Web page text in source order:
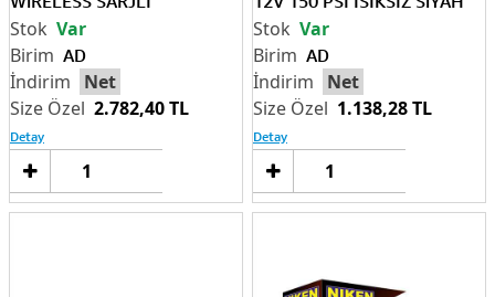
AD
Net
2.782,40 TL
Var
Detay
Sepete
AD
Net
1.138,28 TL
Var
Detay